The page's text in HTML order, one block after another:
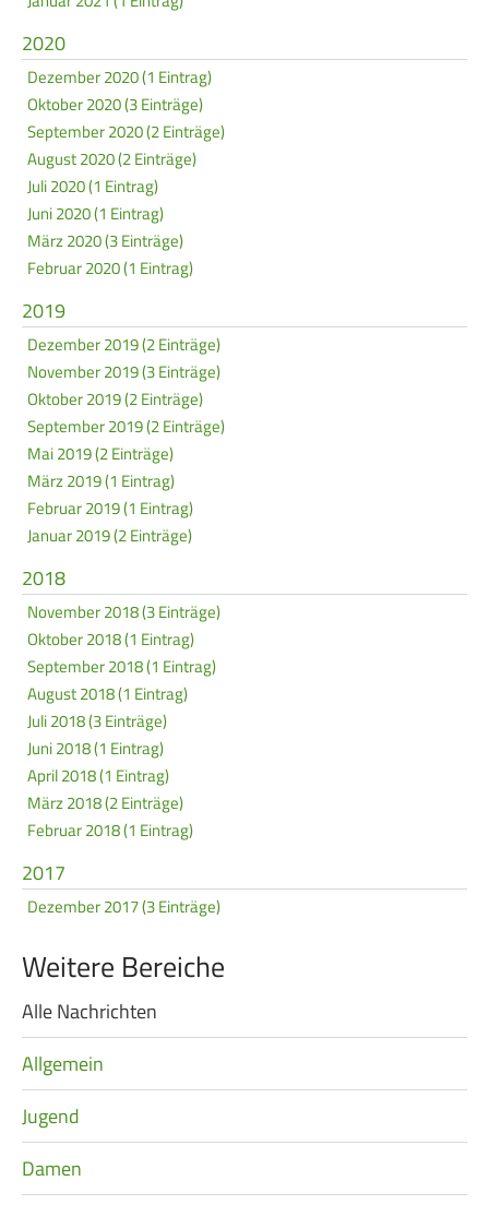
2020
Dezember 2020 (1 Eintrag)
Oktober 2020 (3 Einträge)
September 2020 (2 Einträge)
August 2020 (2 Einträge)
Juli 2020 (1 Eintrag)
Juni 2020 (1 Eintrag)
März 2020 (3 Einträge)
Februar 2020 (1 Eintrag)
2019
Dezember 2019 (2 Einträge)
November 2019 (3 Einträge)
Oktober 2019 (2 Einträge)
September 2019 (2 Einträge)
Mai 2019 (2 Einträge)
März 2019 (1 Eintrag)
Februar 2019 (1 Eintrag)
Januar 2019 (2 Einträge)
2018
November 2018 (3 Einträge)
Oktober 2018 (1 Eintrag)
September 2018 (1 Eintrag)
August 2018 (1 Eintrag)
Juli 2018 (3 Einträge)
Juni 2018 (1 Eintrag)
April 2018 (1 Eintrag)
März 2018 (2 Einträge)
Februar 2018 (1 Eintrag)
2017
Dezember 2017 (3 Einträge)
Weitere Bereiche
Navigation
überspringen
Alle Nachrichten
Allgemein
Jugend
Damen